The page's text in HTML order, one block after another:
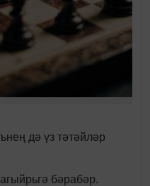
дә үз тәтәйләр
бәрабәр.